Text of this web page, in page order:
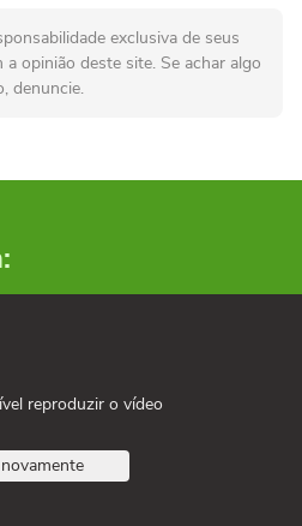
exclusiva de seus
opinião deste site. Se achar algo
denuncie.
reproduzir o vídeo